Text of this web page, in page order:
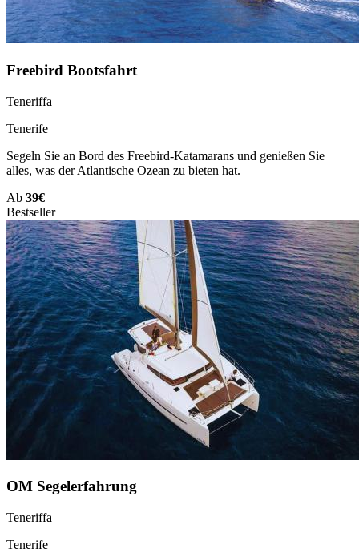
Freebird Bootsfahrt
Teneriffa
Tenerife
Segeln Sie an Bord des Freebird-Katamarans und genießen Sie
alles, was der Atlantische Ozean zu bieten hat.
Ab 39€
Bestseller
OM Segelerfahrung
Teneriffa
Tenerife